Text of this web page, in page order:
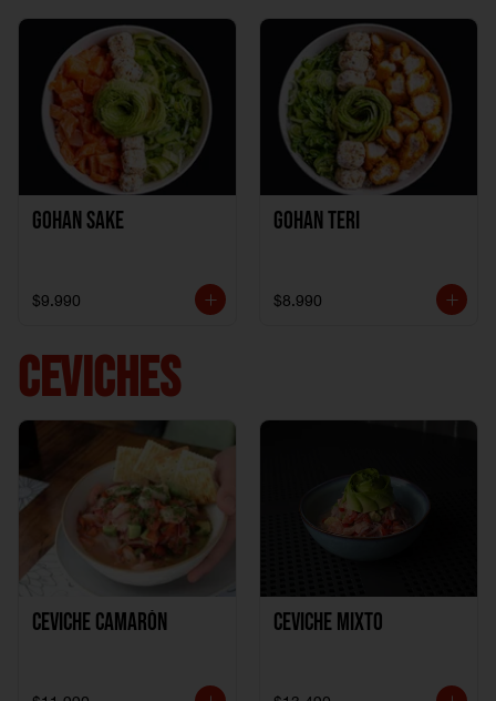
Gohan Sake
$9.990
Gohan Teri
$8.990
CEVICHES
Ceviche Camarón Ceviche Mixto